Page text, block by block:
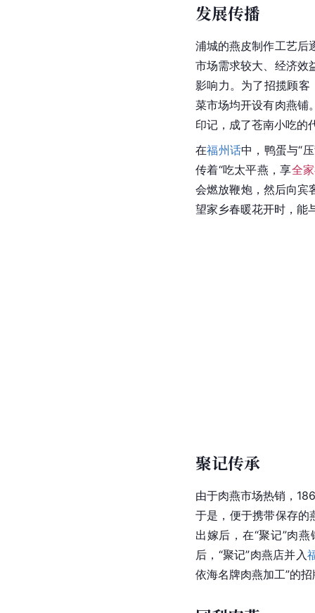
发展传播
浦城的燕皮制作工艺后
市场需求较大、经济效
影响力。为了招揽顾
菜市场均开设有肉燕铺
印记，成了苍南小吃的
在福州话中，鸭蛋与“
传着“吃太平燕，享全
会燃放鞭炮，然后向宾
望家乡春暖花开时，能
聚记传承
由于肉燕市场热销，
于是，便于携带保存的
出嫁后，在“聚记”肉
后，“聚记”肉燕店并入
依海名牌肉燕加工”的